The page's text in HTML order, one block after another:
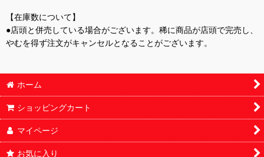
【在庫数について】
●店頭と併売している場合がございます。稀に商品が店頭で完売し、
やむを得ず注文がキャンセルとなることがございます。
ホーム
ショッピングカート
マイページ
お気に入り